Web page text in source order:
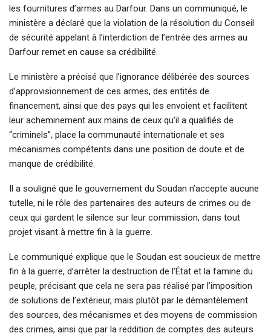
les fournitures d’armes au Darfour. Dans un communiqué, le
ministère a déclaré que la violation de la résolution du Conseil
de sécurité appelant à l’interdiction de l’entrée des armes au
Darfour remet en cause sa crédibilité.
Le ministère a précisé que l’ignorance délibérée des sources
d’approvisionnement de ces armes, des entités de
financement, ainsi que des pays qui les envoient et facilitent
leur acheminement aux mains de ceux qu’il a qualifiés de
“criminels”, place la communauté internationale et ses
mécanismes compétents dans une position de doute et de
manque de crédibilité.
Il a souligné que le gouvernement du Soudan n’accepte aucune
tutelle, ni le rôle des partenaires des auteurs de crimes ou de
ceux qui gardent le silence sur leur commission, dans tout
projet visant à mettre fin à la guerre.
Le communiqué explique que le Soudan est soucieux de mettre
fin à la guerre, d’arrêter la destruction de l’État et la famine du
peuple, précisant que cela ne sera pas réalisé par l’imposition
de solutions de l’extérieur, mais plutôt par le démantèlement
des sources, des mécanismes et des moyens de commission
des crimes, ainsi que par la reddition de comptes des auteurs